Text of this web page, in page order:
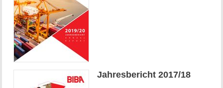
Jahresbericht 2017/18